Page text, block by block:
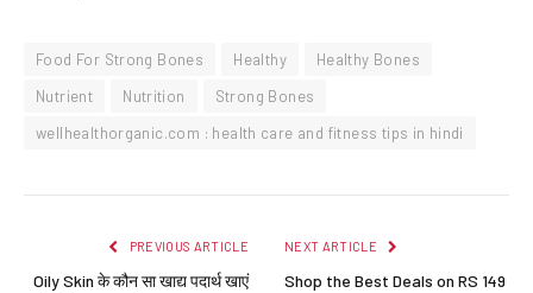
Food For Strong Bones Healthy
Healthy Bones
Nutrient
Nutrition
Strong Bones
wellhealthorganic.com : health care and fitness tips in hindi
PREVIOUS ARTICLE
Oily Skin के कौन सा खाद्य पदार्थ खाएं
NEXT ARTICLE
Shop the Best Deals on RS 149